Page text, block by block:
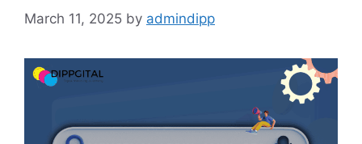
March 11, 2025 by admindipp